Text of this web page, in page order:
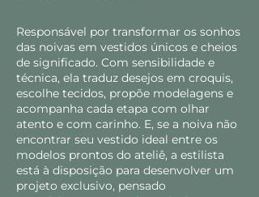
Responsável por transformar os sonhos
das noivas em vestidos únicos e cheios
de significado. Com sensibilidade e
técnica, ela traduz desejos em croquis,
escolhe tecidos, propõe modelagens e
acompanha cada etapa com olhar
atento e com carinho. E, se a noiva não
encontrar seu vestido ideal entre os
modelos prontos do ateliê, a estilista
está à disposição para desenvolver um
projeto exclusivo, pensado